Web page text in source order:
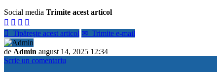
Social media Trimite acest articol
   

Tipăreşte acest articol ✉ Trimite e-mail
de Admin august 14, 2025 12:34
Scrie un comentariu